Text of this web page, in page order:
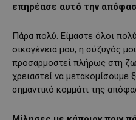
επηρέασε αυτό την
Πάρα πολύ. Είμαστε όλοι
οικογένειά μου, η σύζυγός
προσαρμοστεί πλήρως στη
χρειαστεί να μετακομίσουμε
σημαντικό κομμάτι της